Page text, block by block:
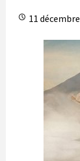
11